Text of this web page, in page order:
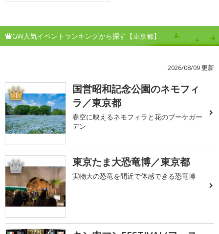
GW人気イベントランキングから探す【東京都】
2026/08/09 更新
1
国営昭和記念公園のネモフィ
ラ／東京都
春空に映えるネモフィラと花のブーケガー
デン
2 東京たま大恐竜博／東京都
実物大の恐竜を間近で体感できる恐竜博